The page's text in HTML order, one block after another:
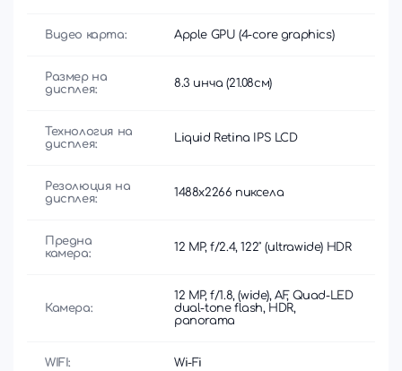
Видео карта: Apple GPU (4-core graphics)
Размер на
дисплея:
8.3 инча (21.08см)
Технология на
дисплея:
Liquid Retina IPS LCD
Резолюция на
дисплея:
1488x2266 пиксела
Предна
камера:
12 MP, f/2.4, 122˚ (ultrawide) HDR
Камера:
12 MP, f/1.8, (wide), AF, Quad-LED
dual-tone flash, HDR,
panorama
WIFI: Wi-Fi